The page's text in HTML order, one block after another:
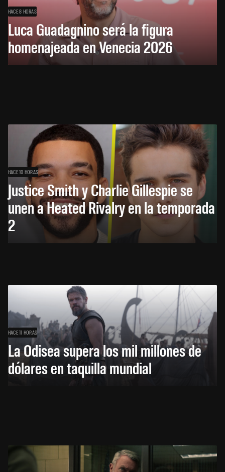
HACE 8 HORAS
Luca Guadagnino será la figura
homenajeada en Venecia 2026
HACE 10 HORAS
Justice Smith y Charlie Gillespie se
unen a Heated Rivalry en la temporada
2
HACE 11 HORAS
La Odisea supera los mil millones de
dólares en taquilla mundial